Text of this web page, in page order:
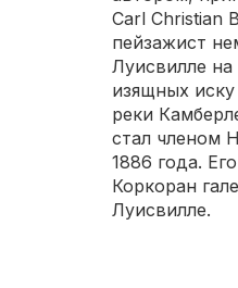
Carl Christian
пейзажист
Луисвилле
изящных
реки
стал членом
1886 года.
Коркоран
Луисвилле.